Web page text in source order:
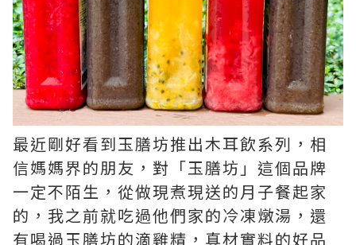
最近剛好看到玉膳坊推出木耳飲系列，相
信媽媽界的朋友，對「玉膳坊」這個品牌
一定不陌生，從做現煮現送的月子餐起家
的，我之前就吃過他們家的冷凍燉湯，還
有喝過玉膳坊的滴雞精，真材實料的好品